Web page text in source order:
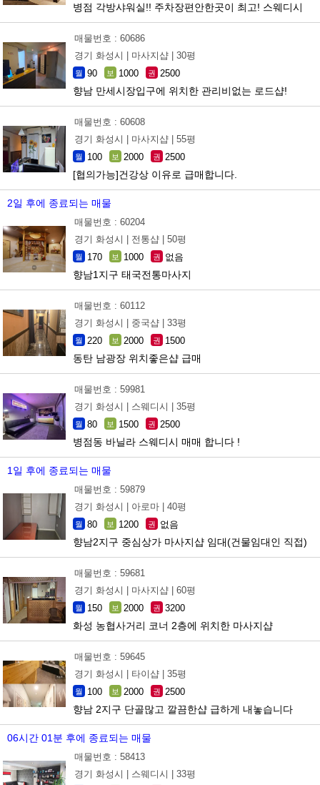
병점 각방샤워실!! 주차장편안한곳이 최고! 스웨디시
매물번호 : 60686
경기 화성시 |
마사지샵 | 30평
월 90 보 1000 권 2500
향남 만세시장입구에 위치한 관리비없는 로드샵!
매물번호 : 60608
경기 화성시 |
마사지샵 | 55평
월 100 보 2000 권 2500
[협의가능]건강상 이유로 급매합니다.
2일 후에 종료되는 매물
매물번호 : 60204
경기 화성시 |
전통샵 | 50평
월 170 보 1000 권 없음
향남1지구 태국전통마사지
매물번호 : 60112
경기 화성시 |
중국샵 | 33평
월 220 보 2000 권 1500
동탄 남광장 위치좋은샵 급매
매물번호 : 59981
경기 화성시 |
스웨디시 | 35평
월 80 보 1500 권 2500
병점동 바닐라 스웨디시 매매 합니다 !
1일 후에 종료되는 매물
매물번호 : 59879
경기 화성시 |
아로마 | 40평
월 80 보 1200 권 없음
향남2지구 중심상가 마사지샵 임대(건물임대인 직접)
매물번호 : 59681
경기 화성시 |
마사지샵 | 60평
월 150 보 2000 권 3200
화성 농협사거리 코너 2층에 위치한 마사지샵
매물번호 : 59645
경기 화성시 |
타이샵 | 35평
월 100 보 2000 권 2500
향남 2지구 단골많고 깔끔한샵 급하게 내놓습니다
06시간 01분 후에 종료되는 매물
매물번호 : 58413
경기 화성시 |
스웨디시 | 33평